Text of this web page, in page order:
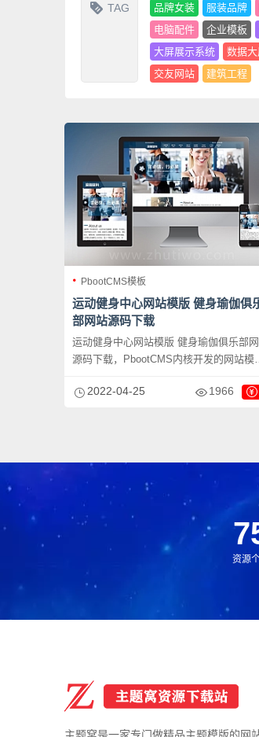
TAG
品牌女装
服装品牌
电脑配件
企业模板
大屏展示系统
数据
交友网站
建筑工程
PbootCMS模板
运动健身中心网站模版 健身瑜伽俱
部网站源码下载
运动健身中心网站模版 健身瑜伽俱乐部
源码下载，PbootCMS内核开发的网站模
等企业，当然其他行业也可以做，只需要
2022-04-25 1966
资源